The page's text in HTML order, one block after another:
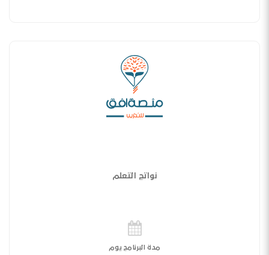
نواتج التعلم
مدة البرنامج يوم